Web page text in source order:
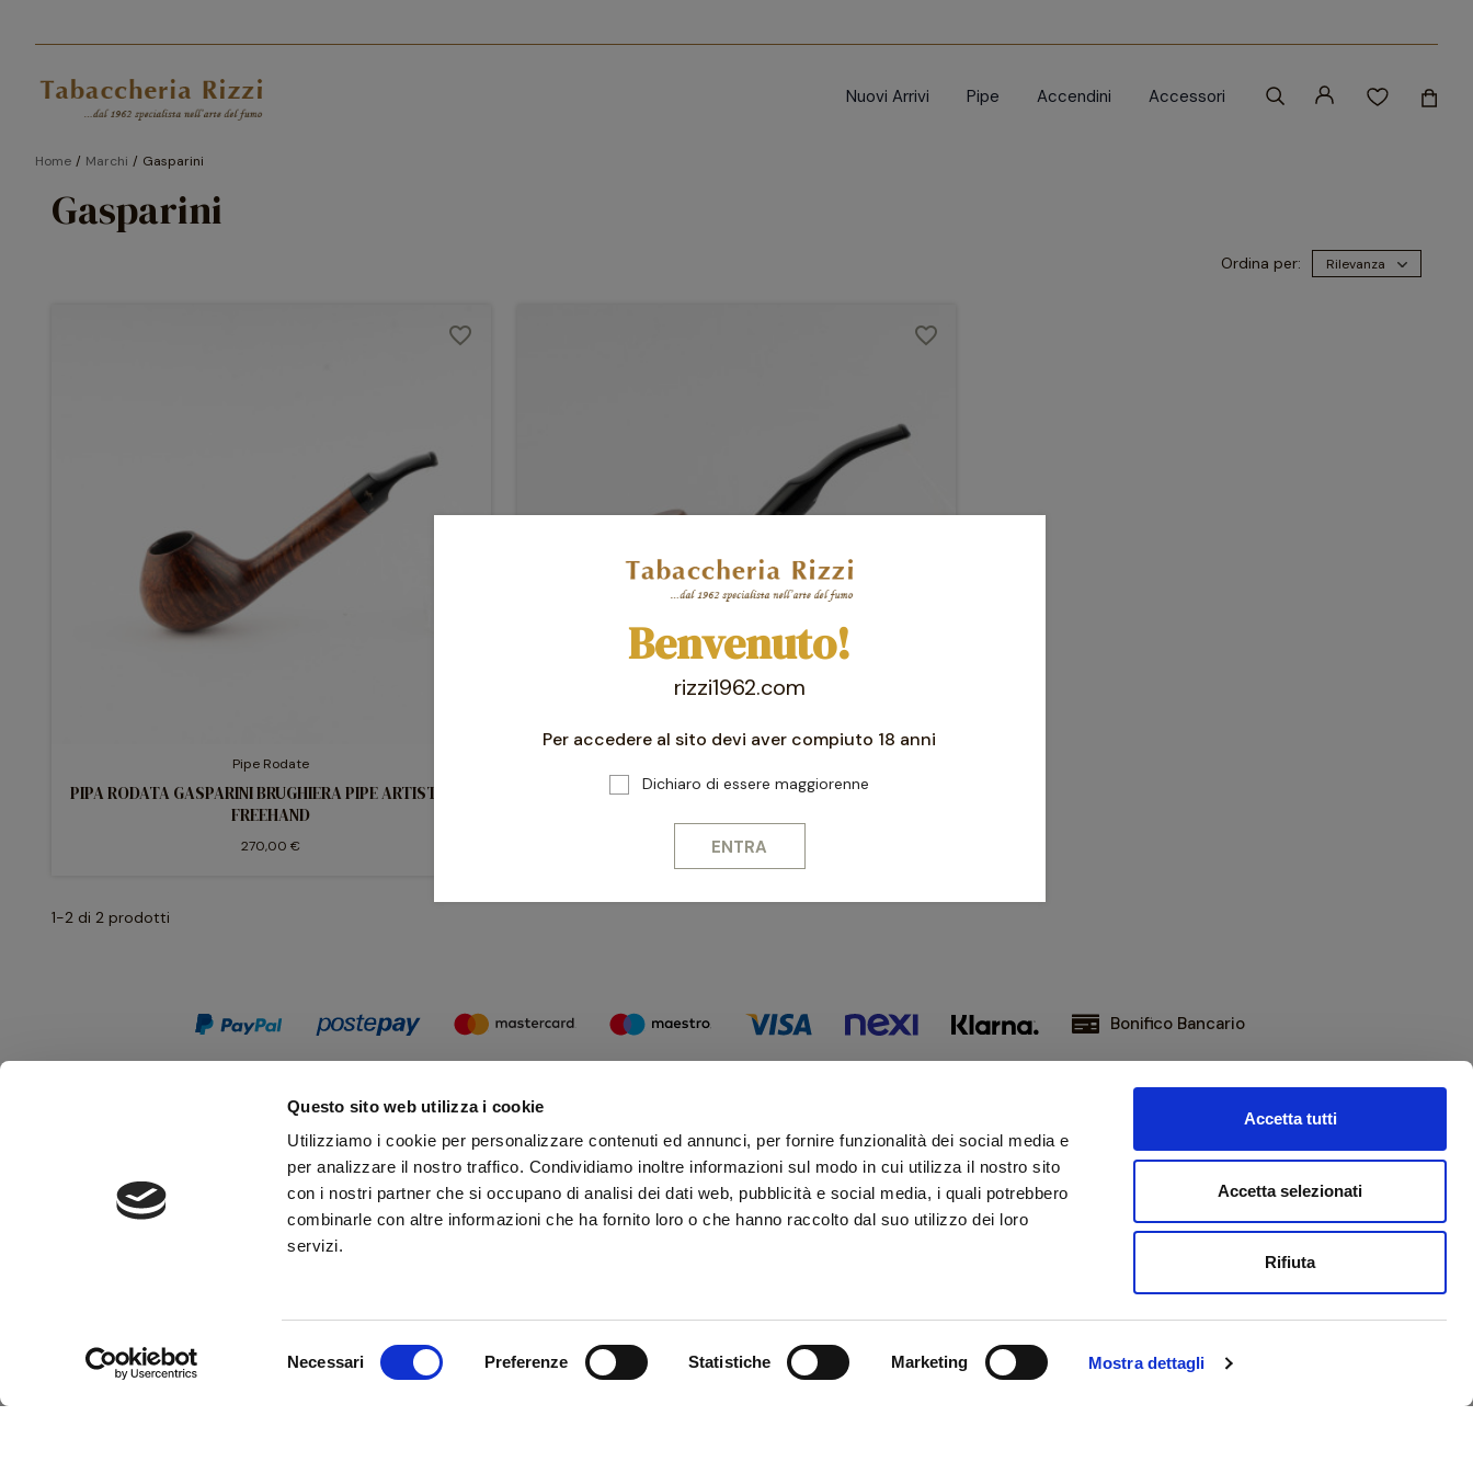
Questo sito web utilizza i cookie
Utilizziamo i cookie per personalizzare contenuti ed annunci, per fornire funzionalità dei social media e
per analizzare il nostro traffico. Condividiamo inoltre informazioni sul modo in cui utilizza il nostro sito
con i nostri partner che si occupano di analisi dei dati web, pubblicità e social media, i quali potrebbero
combinarle con altre informazioni che ha fornito loro o che hanno raccolto dal suo utilizzo dei loro
servizi.
Necessari Preferenze Statistiche Marketing Mostra dettagli
Accetta tutti
Accetta selezionati
Rifiuta
Nuovi Arrivi Pipe Accendini Accessori
Home Marchi Gasparini
Gasparini
Ordina per: Rilevanza
Pipe Rodate
PIPA RODATA GASPARINI BRUGHIERA PIPE ARTISTICHE
FREEHAND
270,00 €
favorite_border
PIPA RODATA GASPARINI FATTA A MANO BRIAR 1920 BENT
120,00 €
favorite_border
1-2 di 2 prodotti
Bonifico Bancario
Iscriviti alla nostra newsletter
Rimani aggiornato sulle novità e promozioni
Benvenuto!
rizzi1962.com
Per accedere al sito devi aver compiuto 18 anni
Dichiaro di essere maggiorenne
ENTRA